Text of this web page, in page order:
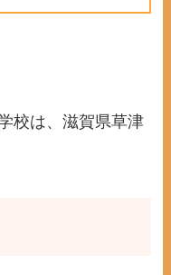
校は、滋賀県草津